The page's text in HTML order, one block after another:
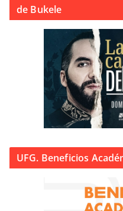
de Bukele
UFG. Beneficios